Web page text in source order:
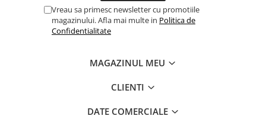
Vreau sa primesc newsletter cu promotiile
magazinului. Afla mai multe in Politica de
Confidentialitate
MAGAZINUL MEU
CLIENTI
DATE COMERCIALE